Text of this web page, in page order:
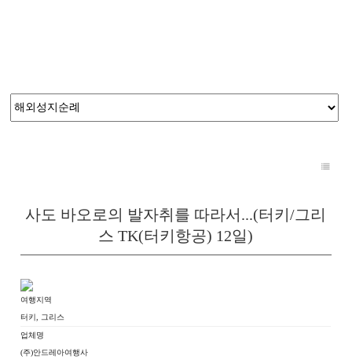
사도 바오로의 발자취를 따라서...(터키/그리
스 TK(터키항공) 12일)
여행지역
터키, 그리스
업체명
(주)안드레아여행사